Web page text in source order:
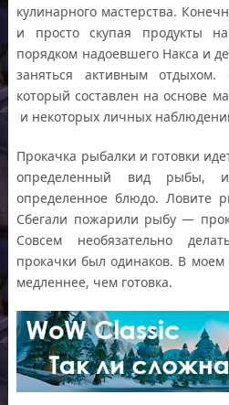
кулинарного мастерства.
и просто скупая продукты
порядком надоевшего Накса и
заняться активным
который составлен на основе
и некоторых личных
Прокачка рыбалки и готовки
определенный вид рыбы, из
определенное блюдо. Ловите
Сбегали пожарили рыбу —
Совсем необязательно
прокачки был одинаков. В моем
медленнее, чем готовка.